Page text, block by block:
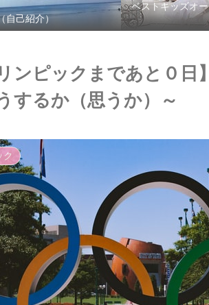
自己紹介）
ベストキッズオ
ンピックまであと０
するか（思うか）～
ク